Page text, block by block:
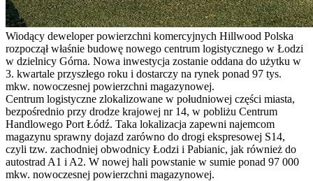
Wiodący deweloper powierzchni komercyjnych Hillwood Polska
rozpoczął właśnie budowę nowego centrum logistycznego w Łodzi
w dzielnicy Górna. Nowa inwestycja zostanie oddana do użytku w
3. kwartale przyszłego roku i dostarczy na rynek ponad 97 tys.
mkw. nowoczesnej powierzchni magazynowej.
Centrum logistyczne zlokalizowane w południowej części miasta,
bezpośrednio przy drodze krajowej nr 14, w pobliżu Centrum
Handlowego Port Łódź. Taka lokalizacja zapewni najemcom
magazynu sprawny dojazd zarówno do drogi ekspresowej S14,
czyli tzw. zachodniej obwodnicy Łodzi i Pabianic, jak również do
autostrad A1 i A2. W nowej hali powstanie w sumie ponad 97 000
mkw. nowoczesnej powierzchni magazynowej.